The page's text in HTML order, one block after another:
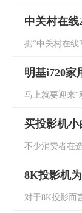
中关村在
据“中关村在
明基i720家
马上就要迎来
买投影机
不少消费者在
8K投影机
对于8K投影而